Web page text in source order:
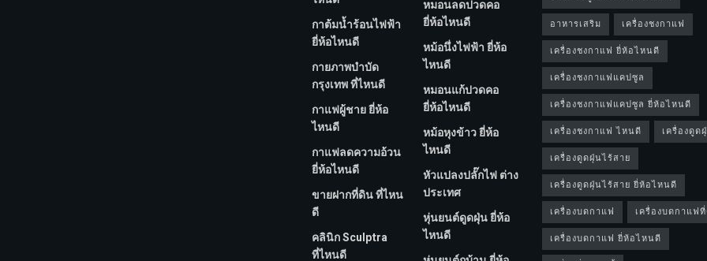
กาต้มน้ำร้อนไฟฟ้า
ยี่ห้อไหนดี
กายภาพบําบัด
กรุงเทพ ที่ไหนดี
กาแฟผู้ชาย ยี่ห้อ
ไหนดี
กาแฟลดความอ้วน
ยี่ห้อไหนดี
ขายฝากที่ดิน ที่ไหน
ดี
คลินิก Sculptra
ที่ไหนดี
หมอนลดปวดคอ
ยี่ห้อไหนดี
หม้อนึ่งไฟฟ้า ยี่ห้อ
ไหนดี
หมอนแก้ปวดคอ
ยี่ห้อไหนดี
หม้อหุงข้าว ยี่ห้อ
ไหนดี
หัวแปลงปลั๊กไฟ ต่าง
ประเทศ
หุ่นยนต์ดูดฝุ่น ยี่ห้อ
ไหนดี
อาหารเสริม
เครื่องชงกาแฟ
เครื่องชงกาแฟ ยี่ห้อไหนดี
เครื่องชงกาแฟแคปซูล
เครื่องชงกาแฟแคปซูล ยี่ห้อไหนดี
เครื่องชงกาแฟ ไหนดี
เครื่องดูด
เครื่องดูดฝุ่นไร้สาย
เครื่องดูดฝุ่นไร้สาย ยี่ห้อไหนดี
เครื่องบดกาแฟ
เครื่องบดกาแฟ
เครื่องบดกาแฟ ยี่ห้อไหนดี